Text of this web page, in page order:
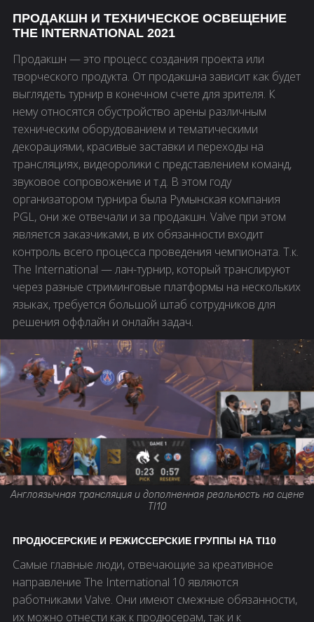
ПРОДАКШН И ТЕХНИЧЕСКОЕ ОСВЕЩЕНИЕ
THE INTERNATIONAL 2021
Продакшн — это процесс создания проекта или
творческого продукта. От продакшна зависит как будет
выглядеть турнир в конечном счете для зрителя. К
нему относятся обустройство арены различным
техническим оборудованием и тематическими
декорациями, красивые заставки и переходы на
трансляциях, видеоролики с представлением команд,
звуковое сопровожение и т.д. В этом году
организатором турнира была Румынская компания
PGL, они же отвечали и за продакшн. Valve при этом
является заказчиками, в их обязанности входит
контроль всего процесса проведения чемпионата. Т.к.
The International — лан-турнир, который транслируют
через разные стриминговые платформы на нескольких
языках, требуется большой штаб сотрудников для
решения оффлайн и онлайн задач.
Англоязычная трансляция и дополненная реальность на сцене
TI10
ПРОДЮСЕРСКИЕ И РЕЖИССЕРСКИЕ ГРУППЫ НА TI10
Самые главные люди, отвечающие за креативное
направление The International 10 являются
работниками Valve. Они имеют смежные обязанности,
их можно отнести как к продюсерам, так и к